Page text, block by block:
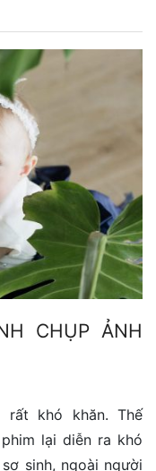
CHỤP ẢNH
khó khăn. Thế
lại diễn ra khó
sinh, ngoài người